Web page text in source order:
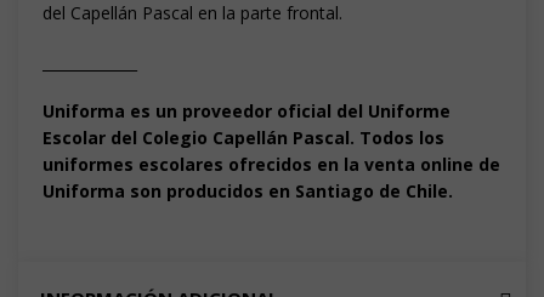
del Capellán Pascal en la parte frontal.
Uniforma es un proveedor oficial del Uniforme
Escolar del Colegio Capellán Pascal. Todos los
uniformes escolares ofrecidos en la venta online de
Uniforma son producidos en Santiago de Chile.